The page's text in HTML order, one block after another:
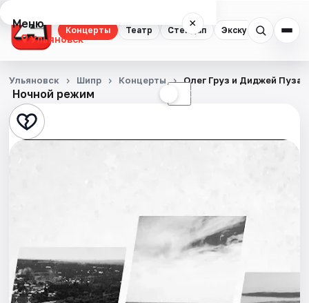
Концерты Театр Стендап Экскурсии
Меню ×
Ульяновск
Концерты
Театр
Стендап
Города
Ночной режим ☾
Ульяновск Шипр Концерты Олег Груз и Диджей Пуза